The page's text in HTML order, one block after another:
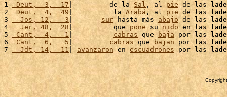
1 Deut,  3,  17 |         de la Sal , al pie de las
2 Deut,  4,  49 |          la Arabá , al pie de las
3
  Jos, 12,   3
| sur hasta más abajo de las
4
  Jer, 48,  28
|          que pone su nido en las
5
Cant,  4,   1 | cabras que baja por las
6 Cant,  6,   5 | cabras que bajan por las
7
  Jdt, 14,  11
| avanzaron en escuadrones por las